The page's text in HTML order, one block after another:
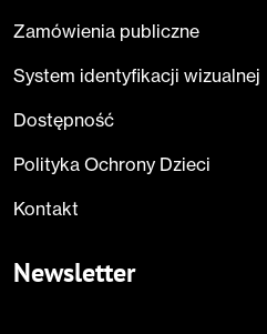
Zamówienia publiczne
System identyfikacji wizualnej
Dostępność
Polityka Ochrony Dzieci
Kontakt
Newsletter